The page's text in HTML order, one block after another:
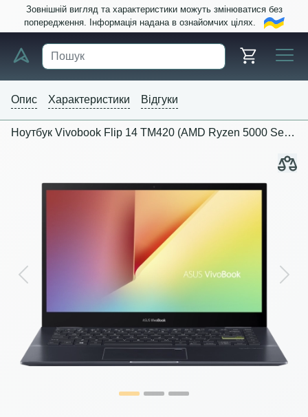
Зовнішній вигляд та характеристики можуть змінюватися без
попередження. Інформація надана в ознайомчих цілях.
Опис Характеристики Відгуки
Ноутбук Vivobook Flip 14 TM420 (AMD Ryzen 5000 Series)
Previous Next